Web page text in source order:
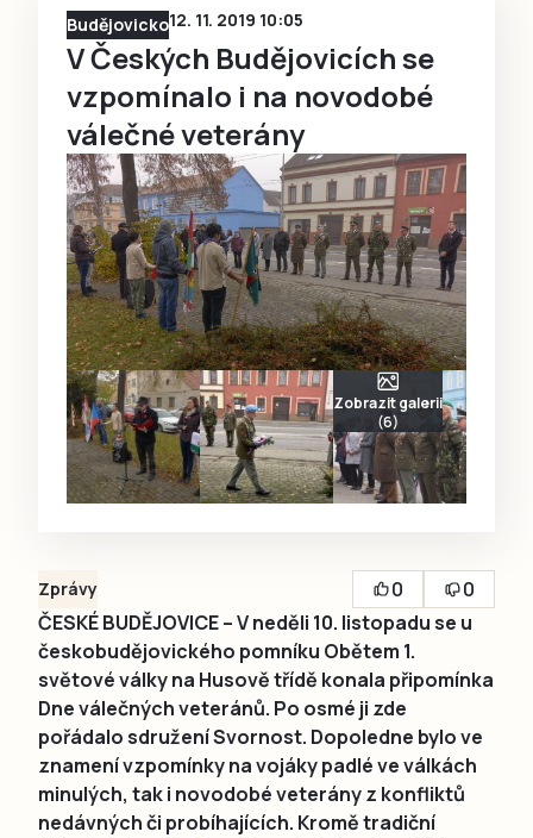
Budějovicko12. 11. 2019 10:05
V Českých Budějovicích se
vzpomínalo i na novodobé
válečné veterány
Zobrazit galerii
(6)
Zprávy 0
0
ČESKÉ BUDĚJOVICE – V neděli 10. listopadu se u
českobudějovického pomníku Obětem 1.
světové války na Husově třídě konala připomínka
Dne válečných veteránů. Po osmé ji zde
pořádalo sdružení Svornost. Dopoledne bylo ve
znamení vzpomínky na vojáky padlé ve válkách
minulých, tak i novodobé veterány z konfliktů
nedávných či probíhajících. Kromě tradiční